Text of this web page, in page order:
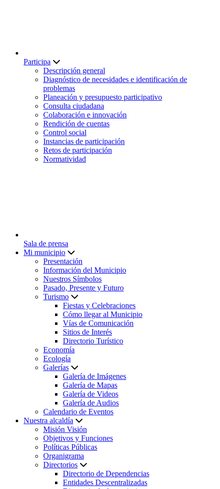
Participa
Descripción general
Diagnóstico de necesidades e identificación de
problemas
Planeación y presupuesto participativo
Consulta ciudadana
Colaboración e innovación
Rendición de cuentas
Control social
Instancias de participación
Retos de participación
Normatividad
Sala de prensa
Mi municipio
Presentación
Información del Municipio
Nuestros Símbolos
Pasado, Presente y Futuro
Turismo
Fiestas y Celebraciones
Cómo llegar al Municipio
Vías de Comunicación
Sitios de Interés
Directorio Turístico
Economía
Ecología
Galerías
Galería de Imágenes
Galería de Mapas
Galería de Videos
Galería de Audios
Calendario de Eventos
Nuestra alcaldía
Misión Visión
Objetivos y Funciones
Políticas Públicas
Organigrama
Directorios
Directorio de Dependencias
Entidades Descentralizadas